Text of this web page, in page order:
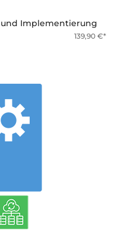
Implementierung
139,90 €